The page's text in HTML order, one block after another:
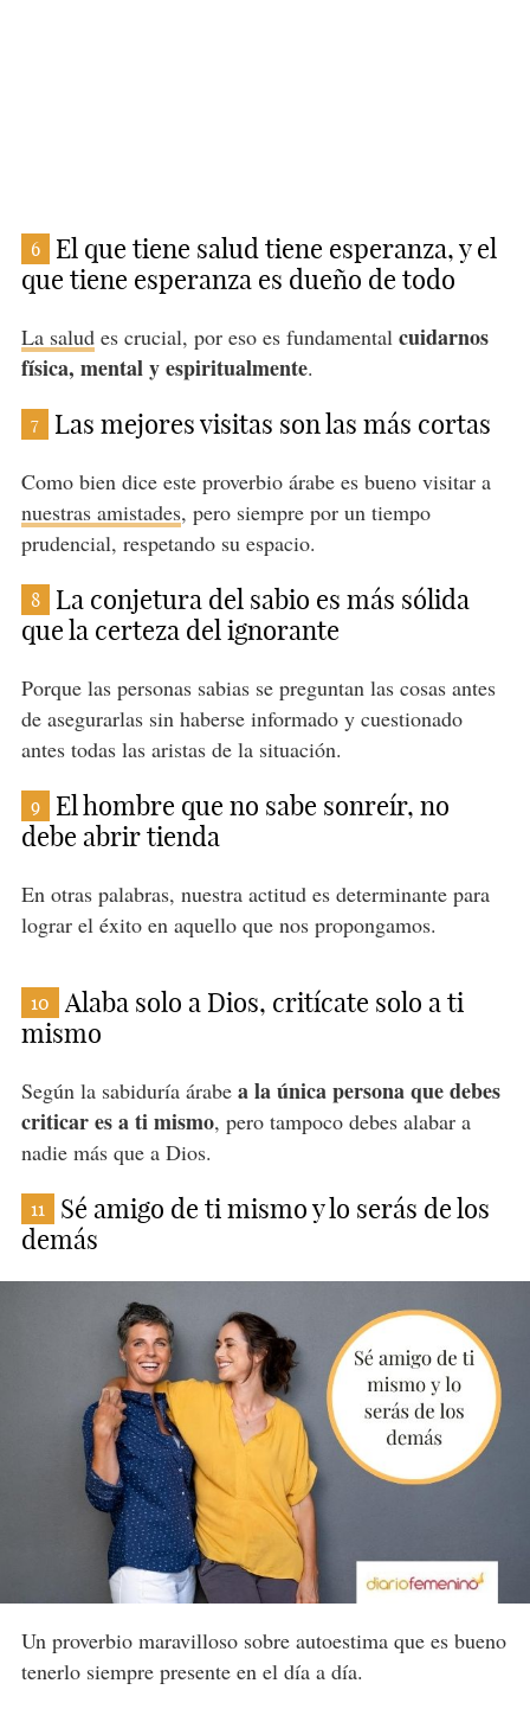
6
El que tiene salud tiene esperanza, y el
que tiene esperanza es dueño de todo
La saludes crucial, por eso es fundamental cuidarnos
física, mental y espiritualmente.
7 Las mejores visitas son las más cortas
Como bien dice este proverbio árabe es bueno visitar a
nuestras amistades, pero siempre por un tiempo
prudencial, respetando su espacio.
8
La conjetura del sabio es más sólida
que la certeza del ignorante
Porque las personas sabias se preguntan las cosas antes
de asegurarlas sin haberse informado y cuestionado
antes todas las aristas de la situación.
9
El hombre que no sabe sonreír, no
debe abrir tienda
En otras palabras, nuestra actitud es determinante para
lograr el éxito en aquello que nos propongamos.
10
Alaba solo a Dios, critícate solo a ti
mismo
Según la sabiduría árabea la única persona que debes
criticar es a ti mismo, pero tampoco debes alabar a
nadie más que a Dios.
11
Sé amigo de ti mismo y lo serás de los
demás
Un proverbio maravilloso sobre autoestima que es bueno
tenerlo siempre presente en el día a día.